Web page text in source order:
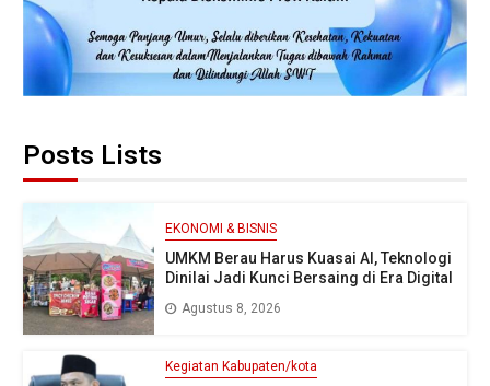
Posts Lists
EKONOMI & BISNIS
UMKM Berau Harus Kuasai AI, Teknologi
Dinilai Jadi Kunci Bersaing di Era Digital
Agustus 8, 2026
Kegiatan Kabupaten/kota